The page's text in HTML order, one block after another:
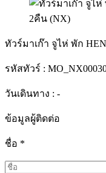
ทัวร์มาเก๊า จูไห่ พัก
รหัสทัวร์ :
วันเดินทาง : -
ข้อมูลผู้ติดต่อ
ชื่อ *